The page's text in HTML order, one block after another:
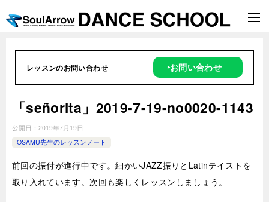
レッスンのお問い合わせ ‣お問い合わせ
「señorita」2019-7-19-no0020-1143
公開日： 2019年7月19日
OSAMU先生のレッスンノート
前回の振付が進行中です。細かいJAZZ振りとLatinテイストを
取り入れています。次回も楽しくレッスンしましょう。